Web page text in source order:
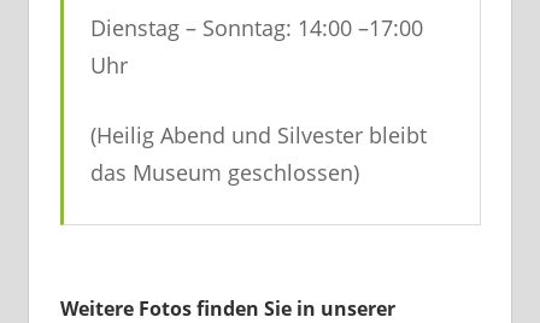
Dienstag – Sonntag: 14:00 –17:00
Uhr
(Heilig Abend und Silvester bleibt
das Museum geschlossen)
Weitere Fotos finden Sie in unserer